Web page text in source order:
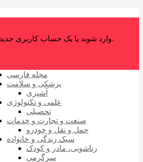
وارد شوید یا یک حساب کاربری جدید ایجاد کنید.
مجله فارسی
پزشکی و سلامت
آشپزی
علمی و تکنولوژی
تحصیلی
صنعت و تجارت و خدمات
حمل و نقل و خودرو
سبک زندگی و خانواده
زناشویی، مادر و کودک
سرگرمی